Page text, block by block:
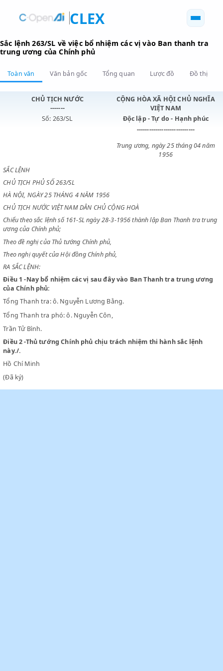
CLEX
Sắc lệnh 263/SL về việc bổ nhiệm các vị vào Ban thanh
trung ương của Chính phủ
Toàn văn
CHỦ TỊCH NƯỚC
-------
CỘNG HÒA XÃ HỘI CHỦ
VIỆT NAM
Độc lập - Tự do - Hạnh
----------------------------
SẮC LỆNH
CHỦ TỊCH PHỦ SỐ 263/SL
HÀ NỘI, NGÀY 25 THÁNG 4 NĂM 1956
CHỦ TỊCH NƯỚC VIỆT NAM DÂN CHỦ CỘNG HOÀ
Chiểu theo sắc lệnh số 161-SL ngày 28-3-1956 thành lập Ban Thanh
ương của Chính phủ;
Theo đề nghị của Thủ tướng Chính phủ,
Theo nghị quyết của Hội đồng Chính phủ,
RA SẮC LỆNH:
Điều 1 -Nay bổ nhiệm các vị sau đây vào Ban Thanh tra trung
của Chính phủ:
Tổng Thanh tra phó: ô. Nguyễn Côn,
Trần Tử Bình.
Điều 2
này./.